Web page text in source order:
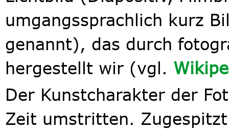
umgangssprachlich kurz
genannt), das durch
hergestellt wir (vgl.
Der Kunstcharakter der
Zeit umstritten.